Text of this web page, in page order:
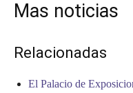
Mas noticias
Relacionadas
El Palacio de